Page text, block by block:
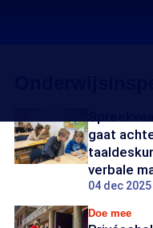
gaat
verbale
04 dec 2025
Doe mee